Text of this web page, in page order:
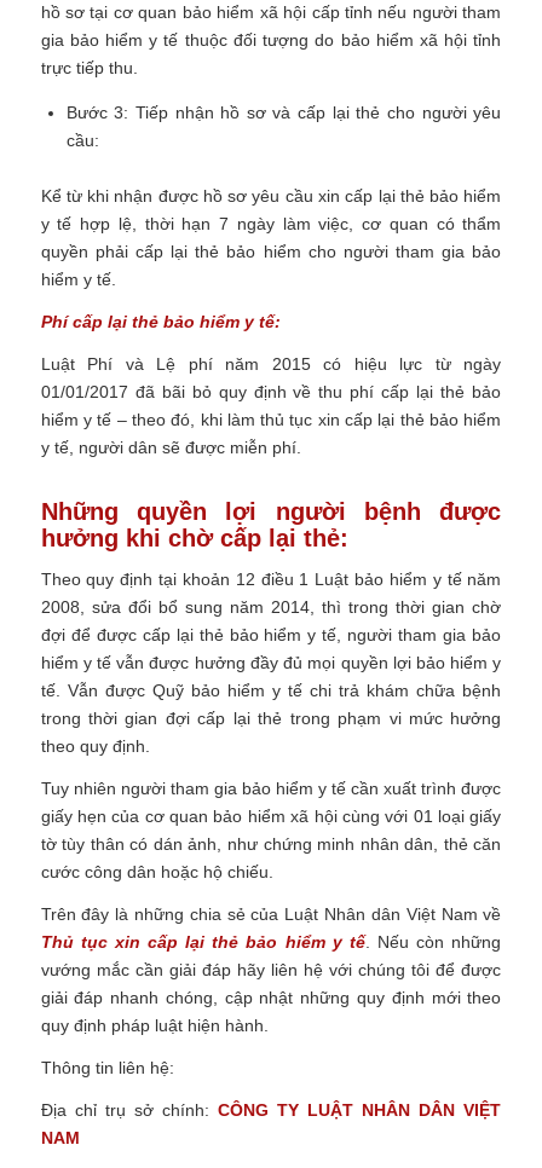
hồ sơ tại cơ quan bảo hiểm xã hội cấp tỉnh nếu người tham
gia bảo hiểm y tế thuộc đối tượng do bảo hiểm xã hội tỉnh
trực tiếp thu.
Bước 3: Tiếp nhận hồ sơ và cấp lại thẻ cho người yêu
cầu:
Kể từ khi nhận được hồ sơ yêu cầu xin cấp lại thẻ bảo hiểm
y tế hợp lệ, thời hạn 7 ngày làm việc, cơ quan có thẩm
quyền phải cấp lại thẻ bảo hiểm cho người tham gia bảo
hiểm y tế.
Phí cấp lại thẻ bảo hiểm y tế:
Luật Phí và Lệ phí năm 2015 có hiệu lực từ ngày
01/01/2017 đã bãi bỏ quy định về thu phí cấp lại thẻ bảo
hiểm y tế – theo đó, khi làm thủ tục xin cấp lại thẻ bảo hiểm
y tế, người dân sẽ được miễn phí.
Những quyền lợi người bệnh được
hưởng khi chờ cấp lại thẻ:
Theo quy định tại khoản 12 điều 1 Luật bảo hiểm y tế năm
2008, sửa đổi bổ sung năm 2014, thì trong thời gian chờ
đợi để được cấp lại thẻ bảo hiểm y tế, người tham gia bảo
hiểm y tế vẫn được hưởng đầy đủ mọi quyền lợi bảo hiểm y
tế. Vẫn được Quỹ bảo hiểm y tế chi trả khám chữa bệnh
trong thời gian đợi cấp lại thẻ trong phạm vi mức hưởng
theo quy định.
Tuy nhiên người tham gia bảo hiểm y tế cần xuất trình được
giấy hẹn của cơ quan bảo hiểm xã hội cùng với 01 loại giấy
tờ tùy thân có dán ảnh, như chứng minh nhân dân, thẻ căn
cước công dân hoặc hộ chiếu.
Trên đây là những chia sẻ của Luật Nhân dân Việt Nam về
Thủ tục xin cấp lại thẻ bảo hiểm y tế.
Nếu còn những
vướng mắc cần giải đáp hãy liên hệ với chúng tôi để được
giải đáp nhanh chóng, cập nhật những quy định mới theo
quy định pháp luật hiện hành.
Thông tin liên hệ:
Địa chỉ trụ sở chính: CÔNG TY LUẬT NHÂN DÂN VIỆT
NAM